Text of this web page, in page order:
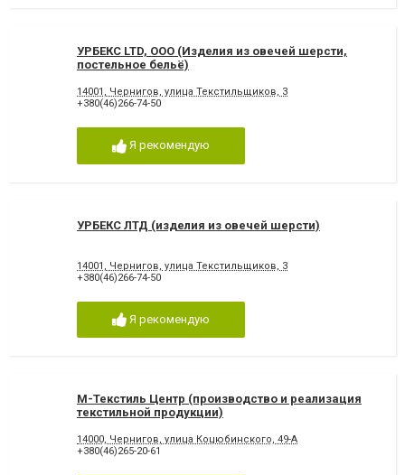
УРБЕКС LTD, ООО (Изделия из овечей шерсти,
постельное бельё)
14001, Чернигов, улица Текстильщиков, 3
+380(46)266-74-50
Я рекомендую
УРБЕКС ЛТД (изделия из овечей шерсти)
14001, Чернигов, улица Текстильщиков, 3
+380(46)266-74-50
Я рекомендую
М-Текстиль Центр (производство и реализация
текстильной продукции)
14000, Чернигов, улица Коцюбинского, 49-А
+380(46)265-20-61